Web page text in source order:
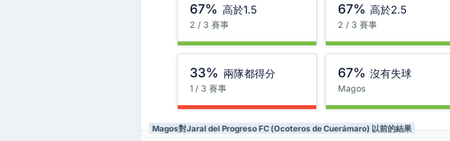
67% 高於1.5
2 / 3 賽事
67% 高於2.5
2 / 3 賽事
33% 兩隊都得分
1 / 3 賽事
67% 沒有失球
Magos
Magos對Jaral del Progreso FC (Ocoteros de Cuerámaro) 以前的結果